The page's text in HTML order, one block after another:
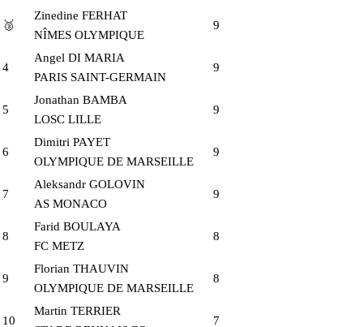
🥉
Zinedine FERHAT
NÎMES OLYMPIQUE
9
4
Angel DI MARIA
PARIS SAINT-GERMAIN
9
5
Jonathan BAMBA
LOSC LILLE
9
6
Dimitri PAYET
OLYMPIQUE DE MARSEILLE
9
7
Aleksandr GOLOVIN
AS MONACO
9
8
Farid BOULAYA
FC METZ
8
9
Florian THAUVIN
OLYMPIQUE DE MARSEILLE
8
10
Martin TERRIER
7